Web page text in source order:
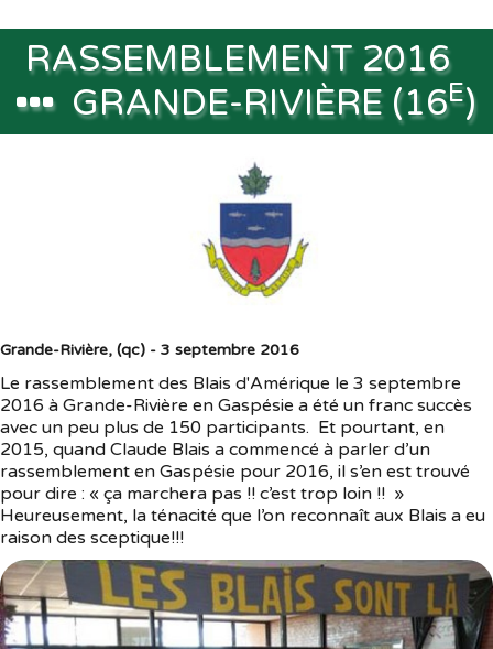
Boutique
Souvenirs ▼
RASSEMBLEMENT 2016
GRANDE-RIVIÈRE (16E)
Grande-Rivière, (qc) - 3 septembre 2016
Le rassemblement des Blais d'Amérique le 3 septembre
2016 à Grande-Rivière en Gaspésie a été un franc succès
avec un peu plus de 150 participants. Et pourtant, en
2015, quand Claude Blais a commencé à parler d’un
rassemblement en Gaspésie pour 2016, il s’en est trouvé
pour dire : « ça marchera pas !! c’est trop loin !! »
Heureusement, la ténacité que l’on reconnaît aux Blais a eu
raison des sceptique!!!